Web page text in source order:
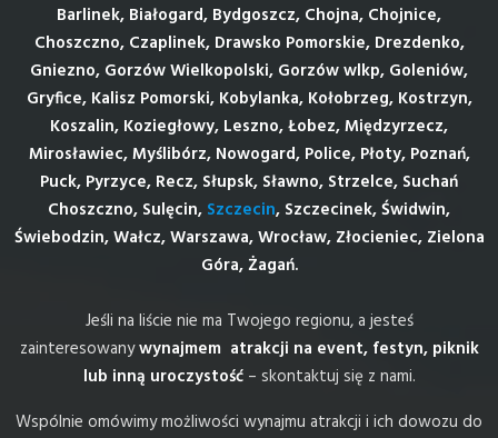
Barlinek, Białogard, Bydgoszcz, Chojna, Chojnice,
Choszczno, Czaplinek, Drawsko Pomorskie, Drezdenko,
Gniezno, Gorzów Wielkopolski, Gorzów wlkp, Goleniów,
Gryfice, Kalisz Pomorski, Kobylanka, Kołobrzeg, Kostrzyn,
Koszalin, Koziegłowy, Leszno, Łobez, Międzyrzecz,
Mirosławiec, Myślibórz, Nowogard, Police, Płoty, Poznań,
Puck, Pyrzyce, Recz, Słupsk, Sławno, Strzelce, Suchań
Choszczno, Sulęcin, Szczecin, Szczecinek, Świdwin,
Świebodzin, Wałcz, Warszawa, Wrocław, Złocieniec, Zielona
Góra, Żagań.
Jeśli na liście nie ma Twojego regionu, a jesteś
zainteresowanywynajmem atrakcji na event, festyn, piknik
lub inną uroczystość– skontaktuj się z nami.
Wspólnie omówimy możliwości wynajmu atrakcji i ich dowozu do